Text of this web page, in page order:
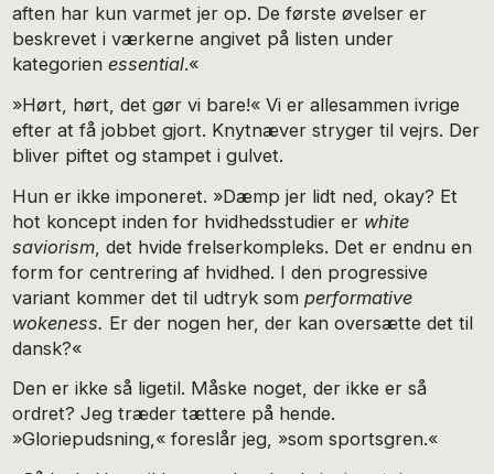
aften har kun varmet jer op. De første øvelser er
beskrevet i værkerne angivet på listen under
kategorienessential.«
»Hørt, hørt, det gør vi bare!« Vi er allesammen ivrige
efter at få jobbet gjort. Knytnæver stryger til vejrs. Der
bliver piftet og stampet i gulvet.
Hun er ikke imponeret. »Dæmp jer lidt ned, okay? Et
hot koncept inden for hvidhedsstudier er white
saviorism , det hvide frelserkompleks. Det er endnu en
form for centrering af hvidhed. I den progressive
variant kommer det til udtryk somperformative
wokeness. Er der nogen her, der kan oversætte det til
dansk?«
Den er ikke så ligetil. Måske noget, der ikke er så
ordret? Jeg træder tættere på hende.
»Gloriepudsning,« foreslår jeg, »som sportsgren.«